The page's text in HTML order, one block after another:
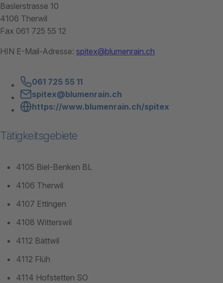
Baslerstrasse 10
4106 Therwil
Fax 061 725 55 12
HIN E-Mail-Adresse: spitex@blumenrain.ch
061 725 55 11
spitex@blumenrain.ch
https://www.blumenrain.ch/spitex
Tätigkeitsgebiete
4105 Biel-Benken BL
4106 Therwil
4107 Ettingen
4108 Witterswil
4112 Bättwil
4112 Flüh
4114 Hofstetten SO